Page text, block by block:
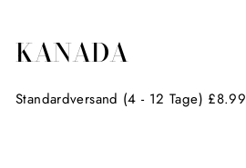
KANADA
Standardversand (4 - 12 Tage) £8.99